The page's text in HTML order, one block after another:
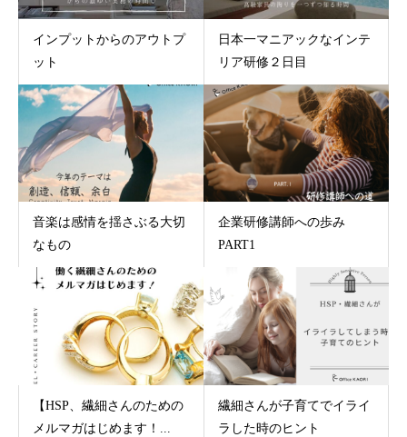
インプットからのアウトプ
ット
日本一マニアックなインテ
リア研修２日目
音楽は感情を揺さぶる大切
なもの
企業研修講師への歩み
PART1
【HSP、繊細さんのための
メルマガはじめます！...
繊細さんが子育てでイライ
ラした時のヒント